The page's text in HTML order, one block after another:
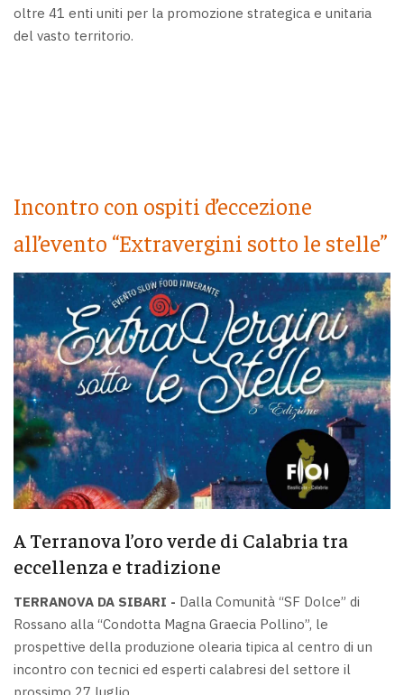
oltre 41 enti uniti per la promozione strategica e unitaria
del vasto territorio.
Incontro con ospiti d’eccezione
all’evento “Extravergini sotto le stelle”
A Terranova l’oro verde di Calabria tra
eccellenza e tradizione
TERRANOVA DA SIBARI - Dalla Comunità “SF Dolce” di
Rossano alla “Condotta Magna Graecia Pollino”, le
prospettive della produzione olearia tipica al centro di un
incontro con tecnici ed esperti calabresi del settore il